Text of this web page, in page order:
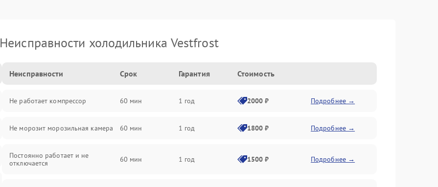
Неисправности холодильника Vestfrost
Неисправности Срок Гарантия Стоимость
Не работает компрессор 60 мин 1 год 2000 ₽ Подробнее →
Не морозит морозильная камера 60 мин 1 год 1800 ₽ Подробнее →
Постоянно работает и не
отключается
60 мин 1 год 1500 ₽ Подробнее →